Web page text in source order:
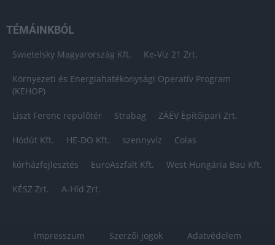
TÉMÁINKBÓL
Swietelsky Magyarország Kft. Ke-Víz 21 Zrt.
Környezeti és Energiahatékonysági Operatív Program
(KEHOP)
Liszt Ferenc repülőtér Strabag ZÁÉV Építőipari Zrt.
Hódút Kft. HE-DO Kft. szennyvíz Colas
kórházfejlesztés EuroAszfalt Kft. West Hungária Bau Kft.
KÉSZ Zrt. A-Híd Zrt.
Impresszum Szerzői jogok
Adatvédelem